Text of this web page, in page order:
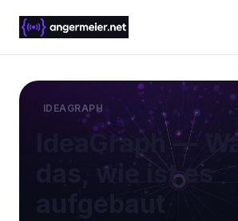
IDEAGRAPH
IdeaGraph —
das, wie ist es
aufgebaut